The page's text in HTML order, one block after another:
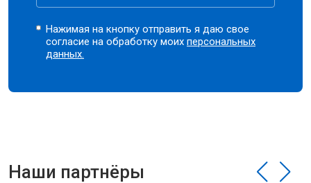
Нажимая на кнопку отправить я даю свое
согласие на обработку моихперсональных
данных.
Наши партнёры